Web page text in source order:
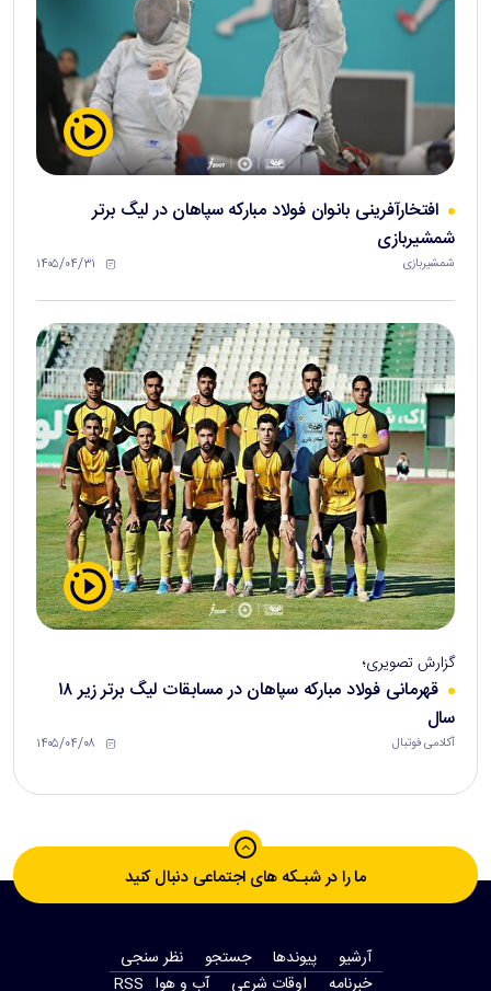
افتخارآفرینی بانوان فولاد مبارکه سپاهان در لیگ برتر
شمشیربازی
شمشیربازی ۱۴۰۵/۰۴/۳۱
گزارش تصویری؛
قهرمانی فولاد مبارکه سپاهان در مسابقات لیگ برتر زیر ۱۸
سال
آکادمی فوتبال ۱۴۰۵/۰۴/۰۸
ما را در شبـکه های اجتماعی دنبال کنید
آرشیو پیوندها جستجو
نظر سنجی
‫خبرنامه‬
اوقات شرعی آب و هوا RSS